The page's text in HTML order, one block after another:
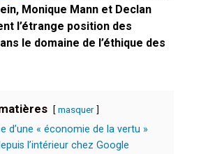
Monique Mann et Declan
l’étrange position des
le domaine de l’éthique des
masquer
d’une « économie de la vertu »
l’intérieur chez Google